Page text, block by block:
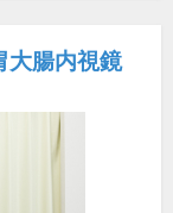
大腸内視鏡